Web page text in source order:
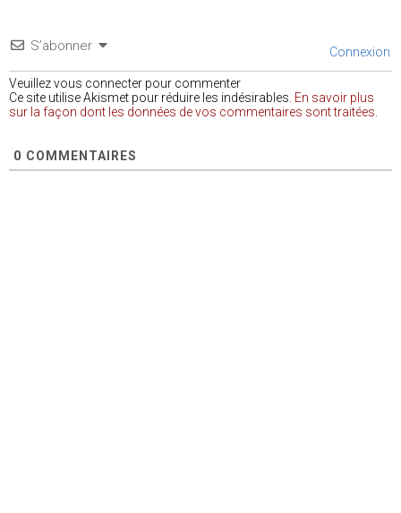
S’abonner Connexion
Veuillez vous connecter pour commenter
Ce site utilise Akismet pour réduire les indésirables. En savoir plus
sur la façon dont les données de vos commentaires sont traitées
0 COMMENTAIRES